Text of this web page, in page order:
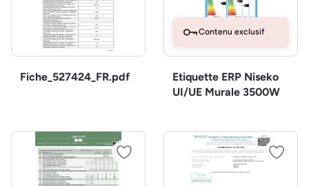
Fiche_527424_FR.pdf
Contenu exclusif
Etiquette ERP Niseko
UI/UE Murale 3500W